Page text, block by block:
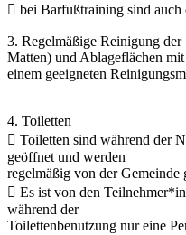
 bei Barfußtraining sind auch
3. Regelmäßige Reinigung
Matten) und Ablageflächen mit
einem geeigneten
4. Toiletten
 Toiletten sind während der
geöffnet und werden
regelmäßig von der Gemeinde
 Es ist von den
während der
Toilettenbenutzung nur eine